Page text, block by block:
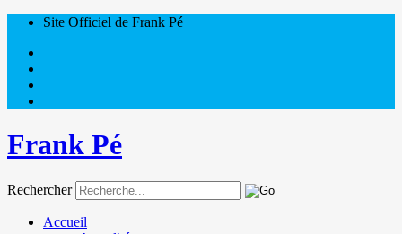
Site Officiel de Frank Pé
Frank Pé
Rechercher
Accueil